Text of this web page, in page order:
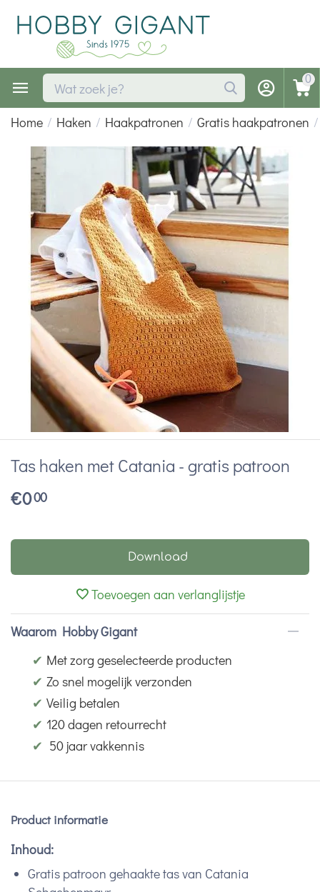
0
Home / Haken / Haakpatronen / Gratis haakpatronen /
Tas haken met Catania - gratis patroon
€000
Download
Toevoegen aan verlanglijstje
Waarom Hobby Gigant
✔ Met zorg geselecteerde producten
✔ Zo snel mogelijk verzonden
✔ Veilig betalen
✔ 120 dagen retourrecht
✔ 50 jaar vakkennis
Product informatie
Inhoud:
Gratis patroon gehaakte tas van Catania